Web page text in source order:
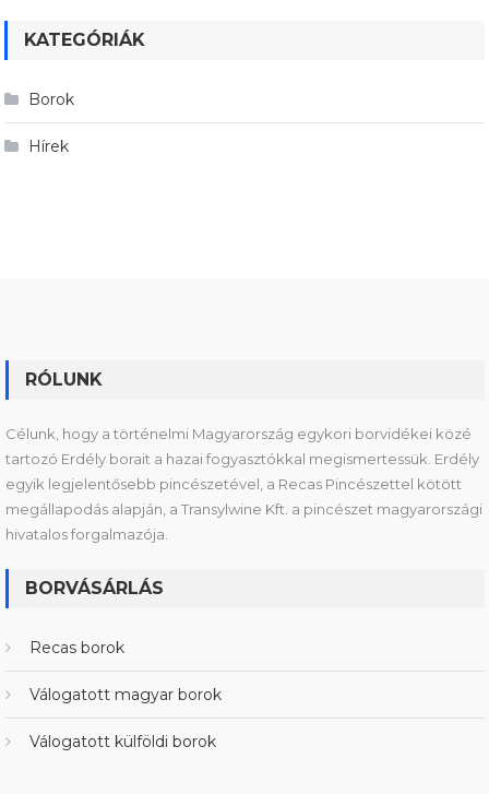
KATEGÓRIÁK
Borok
Hírek
RÓLUNK
Célunk, hogy a történelmi Magyarország egykori borvidékei közé
tartozó Erdély borait a hazai fogyasztókkal megismertessük. Erdély
egyik legjelentősebb pincészetével, a Recas Pincészettel kötött
megállapodás alapján, a Transylwine Kft. a pincészet magyarországi
hivatalos forgalmazója.
BORVÁSÁRLÁS
Recas borok
Válogatott magyar borok
Válogatott külföldi borok